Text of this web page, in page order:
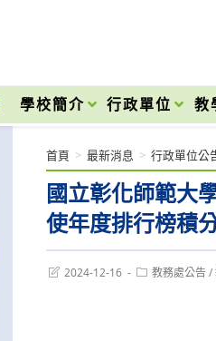
學校簡介 行政單位 教
國立彰化師範大
使年度排行榜積分
首頁 > 最新消息 > 行政單位公
Post2024-12-16
Post教務處公告 /